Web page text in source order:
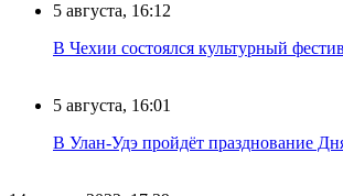
5 августа, 16:12
В Чехии состоялся культурный
5 августа, 16:01
В Улан-Удэ пройдёт празднование